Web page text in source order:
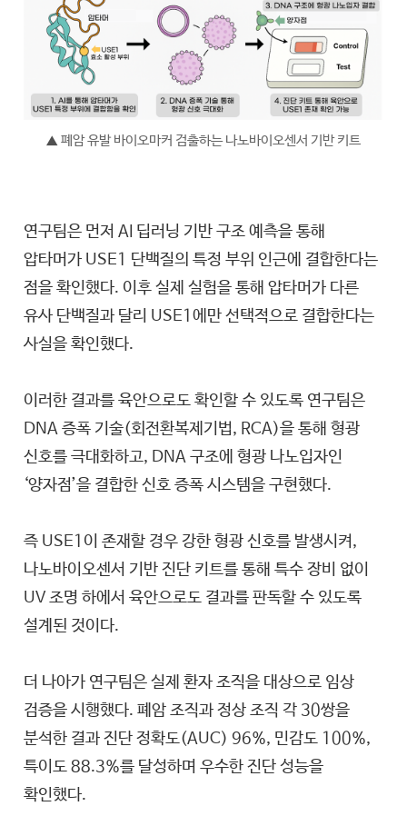
▲폐암 유발 바이오마커 검출하는 나노바이오센서 기반 키트
연구팀은 먼저 AI 딥러닝 기반 구조 예측을 통해
압타머가 USE1 단백질의 특정 부위 인근에 결합한다는
점을 확인했다. 이후 실제 실험을 통해 압타머가 다른
유사 단백질과 달리 USE1에만 선택적으로 결합한다는
사실을 확인했다.
이러한 결과를 육안으로도 확인할 수 있도록 연구팀은
DNA 증폭 기술(회전환복제기법, RCA)을 통해 형광
신호를 극대화하고, DNA 구조에 형광 나노입자인
‘양자점’을 결합한 신호 증폭 시스템을 구현했다.
즉 USE1이 존재할 경우 강한 형광 신호를 발생시켜,
나노바이오센서 기반 진단 키트를 통해 특수 장비 없이
UV 조명 하에서 육안으로도 결과를 판독할 수 있도록
설계된 것이다.
더 나아가 연구팀은 실제 환자 조직을 대상으로 임상
검증을 시행했다. 폐암 조직과 정상 조직 각 30쌍을
분석한 결과 진단 정확도(AUC) 96%, 민감도 100%,
특이도 88.3%를 달성하며 우수한 진단 성능을
확인했다.